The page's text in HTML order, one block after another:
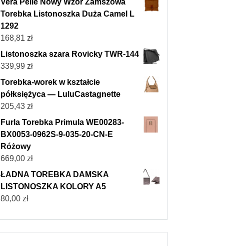
Vera Pelle Nowy Wzór Zamszowa
Torebka Listonoszka Duża Camel L
1292
168,81 zł
Listonoszka szara Rovicky TWR-144
339,99 zł
Torebka-worek w kształcie
półksiężyca — LuluCastagnette
205,43 zł
Furla Torebka Primula WE00283-
BX0053-0962S-9-035-20-CN-E
Różowy
669,00 zł
ŁADNA TOREBKA DAMSKA
LISTONOSZKA KOLORY A5
80,00 zł